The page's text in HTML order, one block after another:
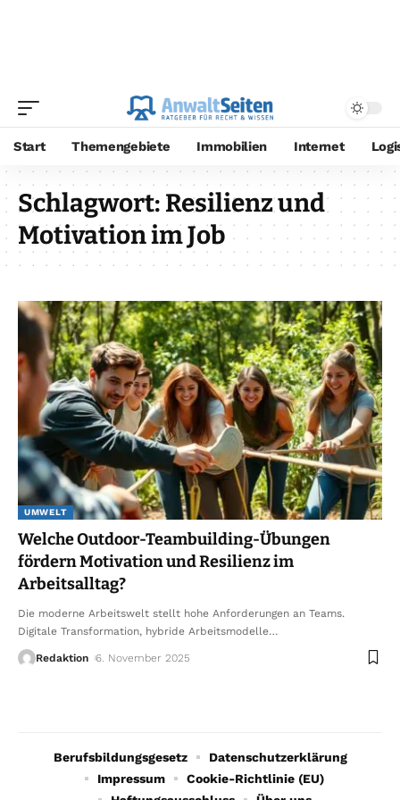
Start Themengebiete Immobilien Internet
Schlagwort: Resilienz und
Motivation im Job
UMWELT
Welche Outdoor-Teambuilding-Übungen
fördern Motivation und Resilienz im
Arbeitsalltag?
Die moderne Arbeitswelt stellt hohe Anforderungen an Teams.
Digitale Transformation, hybride Arbeitsmodelle…
Redaktion 6. November 2025
Berufsbildungsgesetz
Datenschutzerklärung
Impressum
Cookie-Richtlinie (EU)